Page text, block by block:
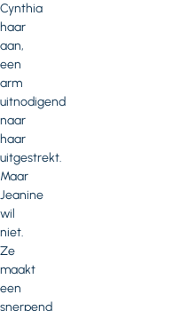
Cynthia
haar
aan,
een
arm
uitnodigend
naar
haar
uitgestrekt.
Maar
Jeanine
wil
niet.
Ze
maakt
een
snerpend